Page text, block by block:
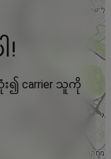
!
း၍ carrier သူကို